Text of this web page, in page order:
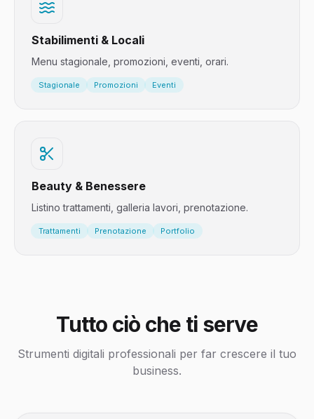
Stabilimenti & Locali
Menu stagionale, promozioni, eventi, orari.
Stagionale Promozioni Eventi
Beauty & Benessere
Listino trattamenti, galleria lavori, prenotazione.
Trattamenti Prenotazione Portfolio
Tutto ciò che ti serve
Strumenti digitali professionali per far crescere il tuo
business.